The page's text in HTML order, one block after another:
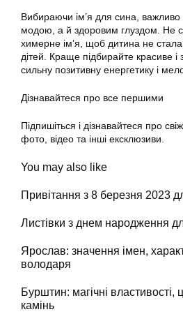
Вибираючи ім’я для сина, важливо
модою, а й здоровим глуздом. Не
химерне ім’я, щоб дитина не
дітей. Краще підбирайте красиве і
сильну позитивну енергетику і
Дізнавайтеся про все першими
Підпишіться і дізнавайтеся про
фото, відео та інші ексклюзиви.
You may also like
Привітання з 8 березня 2023
Листівки з днем народження
Ярослав: значення імен,
володаря
Бурштин: магічні властивості,
камінь